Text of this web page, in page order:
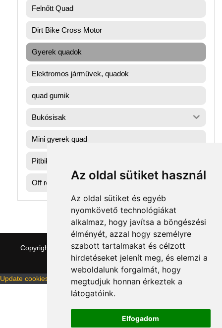
Az oldal sütiket használ
Az oldal sütiket és egyéb
nyomkövető technológiákat
alkalmaz, hogy javítsa a böngészési
élményét, azzal hogy személyre
szabott tartalmakat és célzott
hirdetéseket jelenít meg, és elemzi a
weboldalunk forgalmát, hogy
megtudjuk honnan érkeztek a
látogatóink.
Elfogadom
Felnőtt Quad
Dirt Bike Cross Motor
Gyerek quadok
Elektromos járművek, quadok
quad gumik
Bukósisak
Mini gyerek quad
Pitbike dirtbike gumik
Off road motorok
Copyright © 2026 quaddepo.com | Theme:NewStore
ThemeFarmer
Update cookies preferences